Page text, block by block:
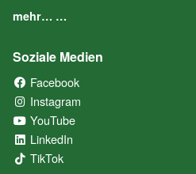
mehr… …
Soziale Medien
Facebook
Instagram
YouTube
LinkedIn
TikTok